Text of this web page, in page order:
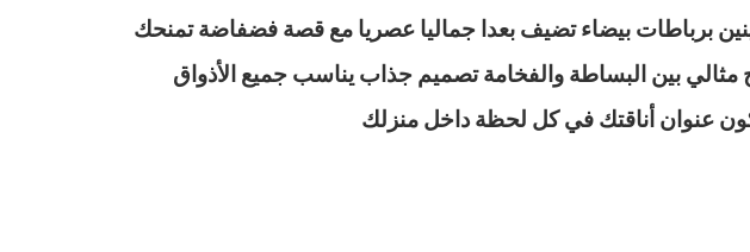
برباطات بيضاء تضيف بعدا جماليا عصريا مع قصة فضفاضة تمنحك
بين البساطة والفخامة تصميم جذاب يناسب جميع الأذواق
عنوان أناقتك في كل لحظة داخل منزلك